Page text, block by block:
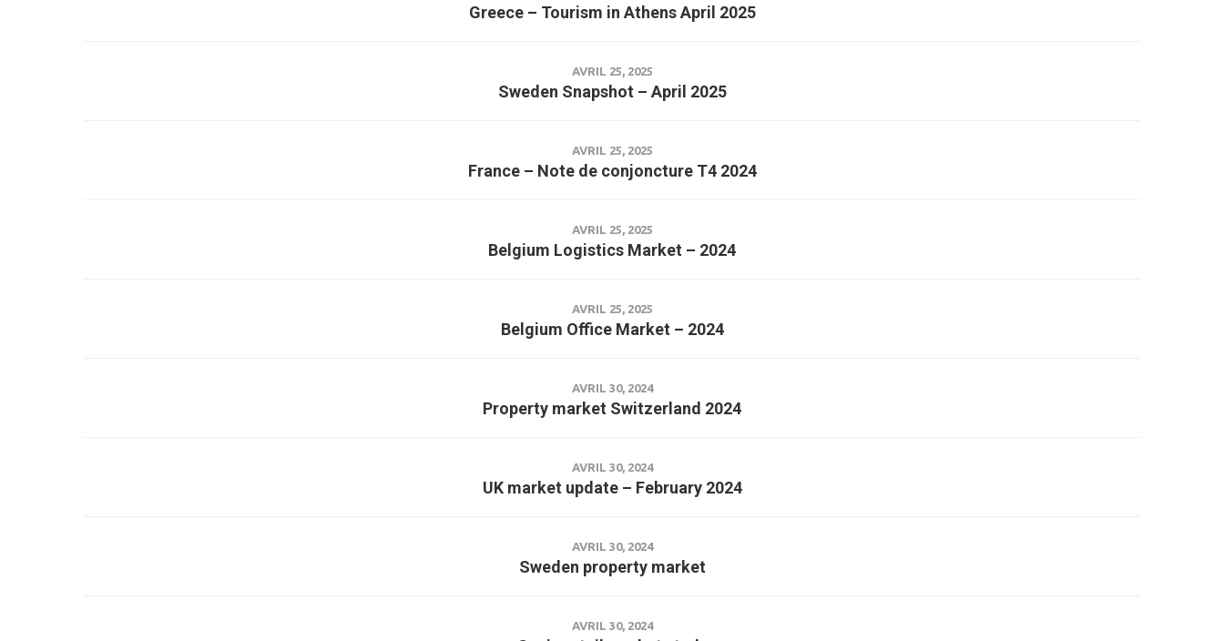
Greece – Tourism in Athens April 2025
AVRIL 25, 2025
Sweden Snapshot – April 2025
AVRIL 25, 2025
France – Note de conjoncture T4 2024
AVRIL 25, 2025
Belgium Logistics Market – 2024
AVRIL 25, 2025
Belgium Office Market – 2024
AVRIL 30, 2024
Property market Switzerland 2024
AVRIL 30, 2024
UK market update – February 2024
AVRIL 30, 2024
Sweden property market
AVRIL 30, 2024